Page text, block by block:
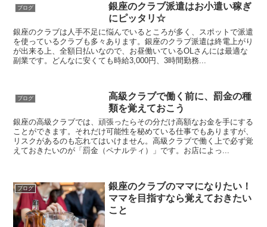
ブログ
銀座のクラブ派遣はお小遣い稼ぎ
にピッタリ☆
銀座のクラブは人手不足に悩んでいるところが多く、スポットで派遣
を使っているクラブも多々あります。銀座のクラブ派遣は終電上がり
が出来る上、全額日払いなので、お昼働いているOLさんには最適な
副業です。どんなに安くても時給3,000円、3時間勤務...
ブログ
高級クラブで働く前に、罰金の種
類を覚えておこう
銀座の高級クラブでは、頑張ったらその分だけ高額なお金を手にする
ことができます。それだけ可能性を秘めている仕事でもありますが、
リスクがあるのも忘れてはいけません。高級クラブで働く上で必ず覚
えておきたいのが「罰金（ペナルティ）」です。お店によっ...
ブログ
銀座のクラブのママになりたい！
ママを目指すなら覚えておきたい
こと